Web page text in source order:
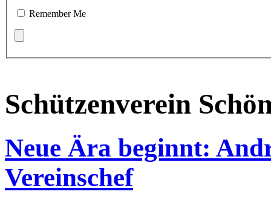
Remember Me
Schützenverein
Neue Ära beginnt:
Vereinschef